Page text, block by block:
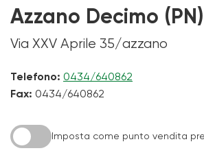
Azzano Decimo (PN)
Via XXV Aprile 35/azzano
Telefono: 0434/640862
Fax: 0434/640862
Imposta come punto vendita